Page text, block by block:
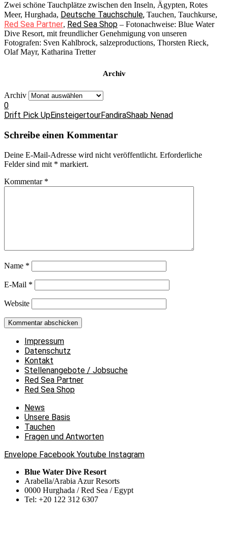
Zwei schöne Tauchplätze zwischen den Inseln, Ägypten, Rotes
Meer, Hurghada, Deutsche Tauchschule, Tauchen, Tauchkurse,
Red Sea Partner, Red Sea Shop – Fotonachweise: Blue Water
Dive Resort, mit freundlicher Genehmigung von unseren
Fotografen: Sven Kahlbrock, salzeproductions, Thorsten Rieck,
Olaf Mayr, Katharina Tretter
Archiv
Archiv
0
Drift Pick UpEinsteigertourFandiraShaab Nenad
Schreibe einen Kommentar
Deine E-Mail-Adresse wird nicht veröffentlicht. Erforderliche
Felder sind mit * markiert.
Kommentar *
Name *
E-Mail *
Website
Impressum
Datenschutz
Kontakt
Stellenangebote / Jobsuche
Red Sea Partner
Red Sea Shop
News
Unsere Basis
Tauchen
Fragen und Antworten
Envelope Facebook Youtube Instagram
Blue Water Dive Resort
Arabella/Arabia Azur Resorts
0000 Hurghada / Red Sea / Egypt
Tel: +20 122 312 6307